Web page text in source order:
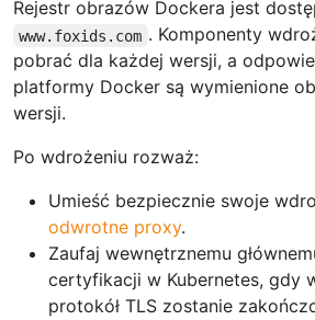
Rejestr obrazów Dockera jest
www.foxids.com . Komponenty
pobrać dla każdej wersji, a
platformy Docker są wymienione
wersji.
Po wdrożeniu rozważ:
Umieść bezpiecznie swoje
odwrotne proxy.
Zaufaj wewnętrznemu
certyfikacji w Kubernetes, gdy
protokół TLS zostanie